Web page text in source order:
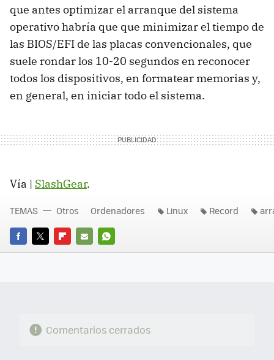
que antes optimizar el arranque del sistema
operativo habría que que minimizar el tiempo de
las BIOS/EFI de las placas convencionales, que
suele rondar los 10-20 segundos en reconocer
todos los dispositivos, en formatear memorias y,
en general, en iniciar todo el sistema.
Vía | SlashGear.
FACEBOOK
TWITTERFLIPBOARD
E-
WHATSAPP
TEMAS Otros Ordenadores Linux Record
Comentarios cerrados